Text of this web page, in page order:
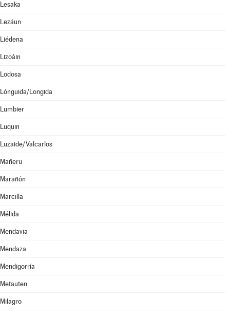
Lesaka
Lezáun
Liédena
Lizoáin
Lodosa
Lónguida/Longida
Lumbier
Luquin
Luzaide/Valcarlos
Mañeru
Marañón
Marcilla
Mélida
Mendavia
Mendaza
Mendigorría
Metauten
Milagro